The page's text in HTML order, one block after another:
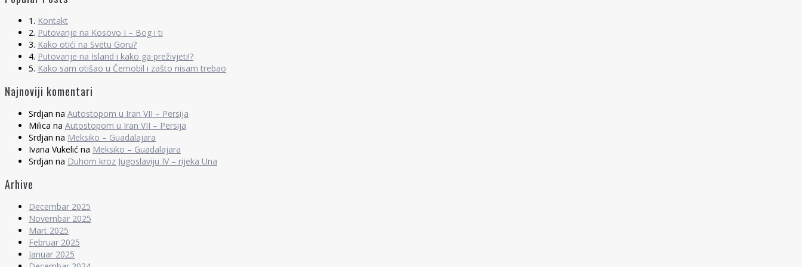
1. Kontakt
2. Putovanje na Kosovo I – Bog i ti
3. Kako otići na Svetu Goru?
4. Putovanje na Island i kako ga preživjeti!?
5. Kako sam otišao u Černobil i zašto nisam trebao
Najnoviji komentari
Srdjan na Autostopom u Iran VII – Persija
Milica na Autostopom u Iran VII – Persija
Srdjan na Meksiko – Guadalajara
Ivana Vukelić na Meksiko – Guadalajara
Srdjan na Duhom kroz Jugoslaviju IV – rijeka Una
Arhive
Decembar 2025
Novembar 2025
Mart 2025
Februar 2025
Januar 2025